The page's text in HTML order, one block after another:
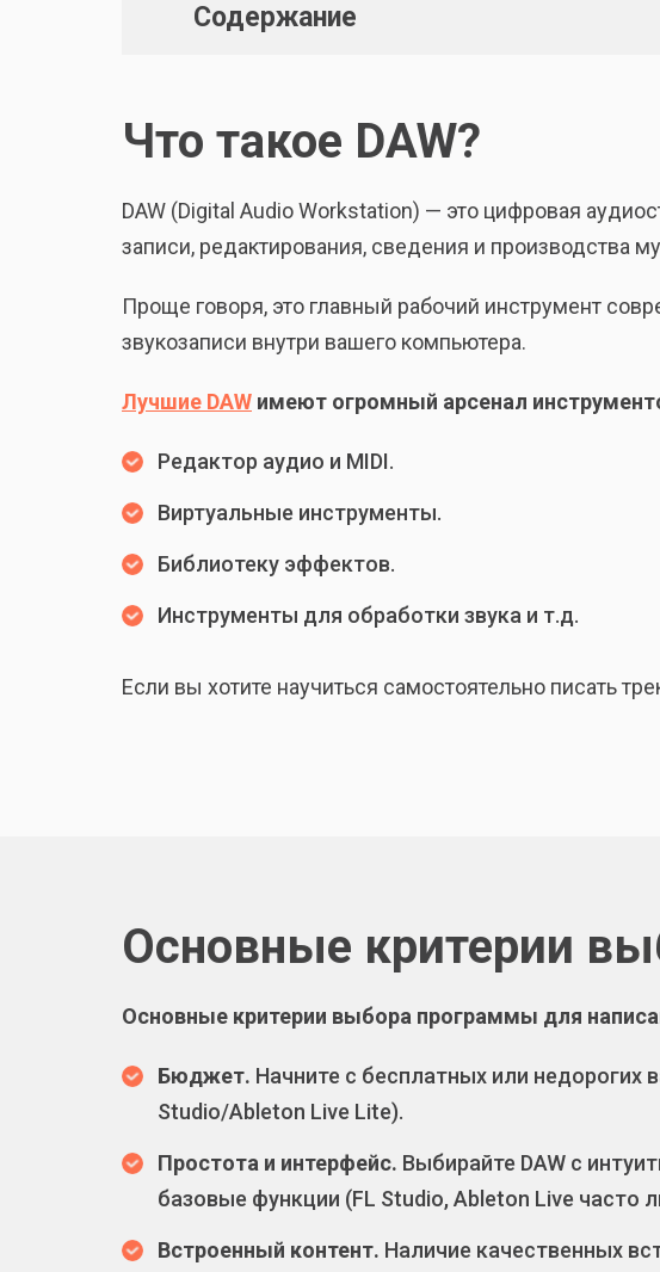
Содержание
Что такое DAW?
DAW (Digital Audio Workstation) — это цифровая
записи, редактирования, сведения и производства
Проще говоря, это главный рабочий инструмент
звукозаписи внутри вашего компьютера.
Лучшие DAW имеют огромный арсенал
Редактор аудио и MIDI.
Виртуальные инструменты.
Библиотеку эффектов.
Инструменты для обработки звука и т.д.
Если вы хотите научиться самостоятельно писать
Основные критерии
Основные критерии выбора программы для
Бюджет. Начните с бесплатных или недорогих
Studio/Ableton Live Lite).
Простота и интерфейс. Выбирайте DAW с
базовые функции (FL Studio, Ableton Live часто
Встроенный контент. Наличие качественных